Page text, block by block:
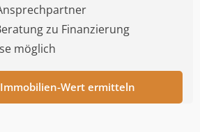
zu Finanzierung
möglich
Wert ermitteln